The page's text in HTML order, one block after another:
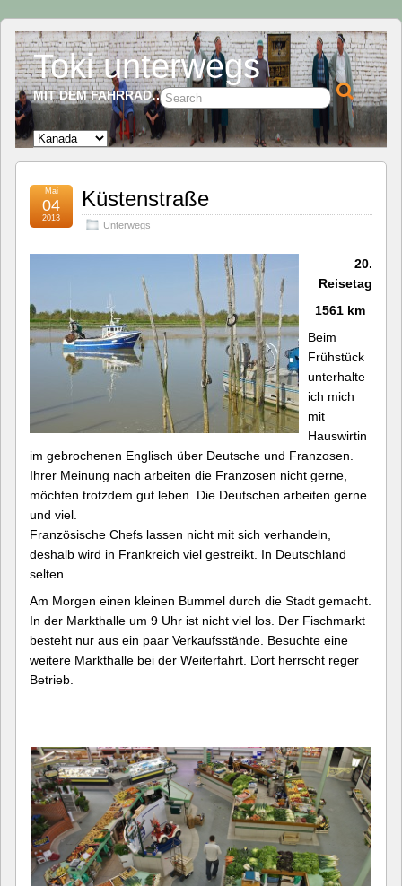
Toki unterwegs
MIT DEM FAHRRAD…
Küstenstraße
Unterwegs
Mai
04
2013
20.
Reisetag
1561 km
Beim
Frühstück
unterhalte
ich mich
mit
Hauswirtin
im gebrochenen Englisch über Deutsche und Franzosen.
Ihrer Meinung nach arbeiten die Franzosen nicht gerne,
möchten trotzdem gut leben. Die Deutschen arbeiten gerne
und viel.
Französische Chefs lassen nicht mit sich verhandeln,
deshalb wird in Frankreich viel gestreikt. In Deutschland
selten.
Am Morgen einen kleinen Bummel durch die Stadt gemacht.
In der Markthalle um 9 Uhr ist nicht viel los. Der Fischmarkt
besteht nur aus ein paar Verkaufsstände. Besuchte eine
weitere Markthalle bei der Weiterfahrt. Dort herrscht reger
Betrieb.